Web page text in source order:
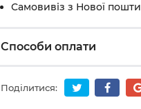
Самовивіз з Нової пошти
Способи оплати
Поділитися: